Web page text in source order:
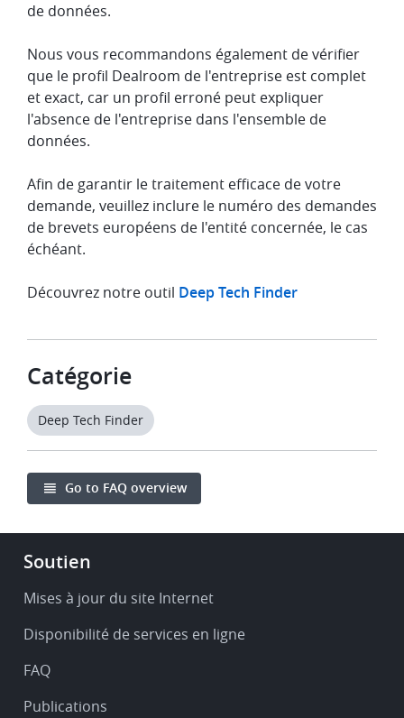
de données.
Nous vous recommandons également de vérifier
que le profil Dealroom de l'entreprise est complet
et exact, car un profil erroné peut expliquer
l'absence de l'entreprise dans l'ensemble de
données.
Afin de garantir le traitement efficace de votre
demande, veuillez inclure le numéro des demandes
de brevets européens de l'entité concernée, le cas
échéant.
Découvrez notre outil Deep Tech Finder
Catégorie
Deep Tech Finder
Go to FAQ overview
Footer
Service
support
Soutien
Mises à jour du site Internet
Disponibilité de services en ligne
FAQ
Publications